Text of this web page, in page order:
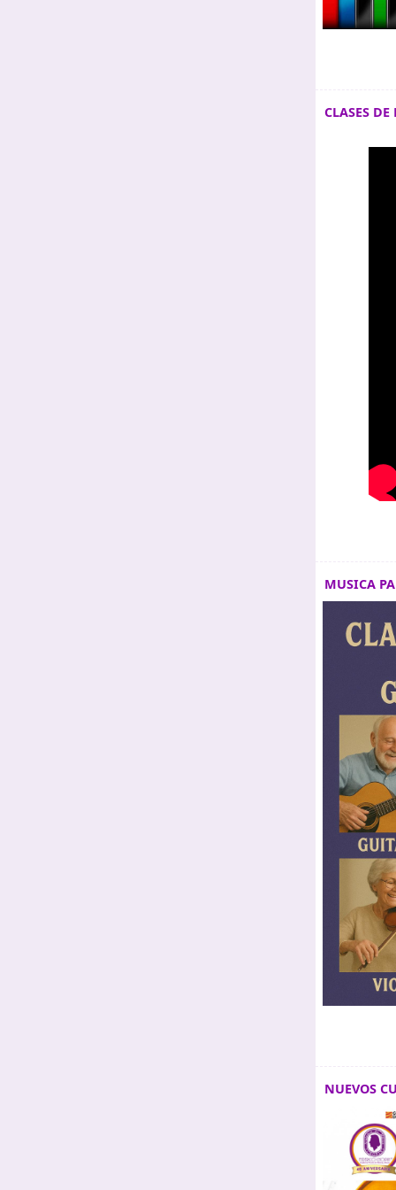
CLASES
MUSICA
NUEVOS